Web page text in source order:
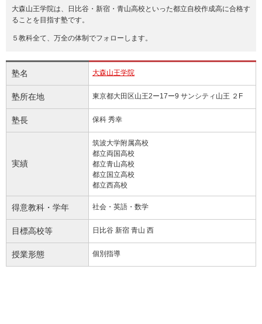
大森山王学院は、日比谷・新宿・青山高校といった都立自校作成高に合格す
ることを目指す塾です。
５教科全て、万全の体制でフォローします。
塾名 大森山王学院
塾所在地 東京都大田区山王2ー17ー9 サンシティ山王 ２F
塾長 保科 秀幸
実績
筑波大学附属高校
都立両国高校
都立青山高校
都立国立高校
都立西高校
得意教科・学年 社会・英語・数学
目標高校等 日比谷 新宿 青山 西
授業形態 個別指導